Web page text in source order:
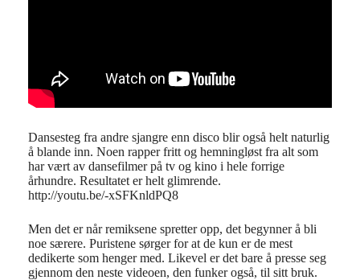
Dansesteg fra andre sjangre enn disco blir også helt naturlig
å blande inn. Noen rapper fritt og hemningløst fra alt som
har vært av dansefilmer på tv og kino i hele forrige
århundre. Resultatet er helt glimrende.
http://youtu.be/-xSFKnldPQ8
Men det er når remiksene spretter opp, det begynner å bli
noe særere. Puristene sørger for at de kun er de mest
dedikerte som henger med. Likevel er det bare å presse seg
gjennom den neste videoen, den funker også, til sitt bruk.